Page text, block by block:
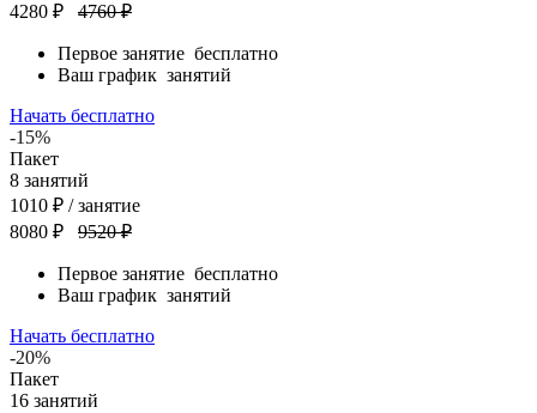
4280 ₽
4760 ₽
Первое занятие бесплатно
Ваш график занятий
Начать бесплатно
-15%
Пакет
8 занятий
1010 ₽ / занятие
8080 ₽
9520 ₽
Первое занятие бесплатно
Ваш график занятий
Начать бесплатно
-20%
Пакет
16 занятий